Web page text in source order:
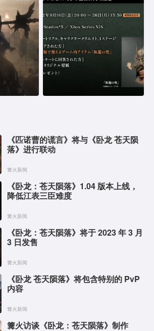
《匹诺曹的谎言》将与《卧龙 苍天陨
落》进行联动
篝火新闻
《卧龙：苍天陨落》1.04 版本上线，
降低江表三臣难度
篝火新闻
《卧龙：苍天陨落》将于 2023 年 3 月
3 日发售
篝火新闻
《卧龙 苍天陨落》将包含特别的 PvP
内容
篝火新闻
篝火访谈《卧龙：苍天陨落》制作